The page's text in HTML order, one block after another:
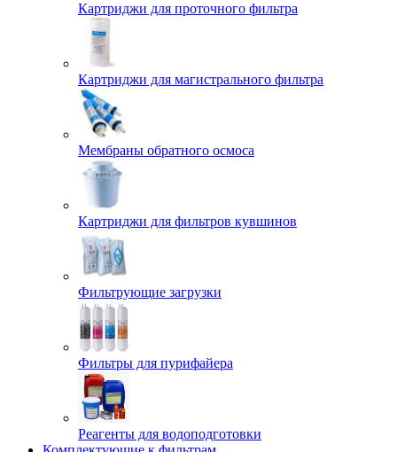
Картриджи для проточного фильтра
Картриджи для магистрального фильтра
Мембраны обратного осмоса
Картриджи для фильтров кувшинов
Фильтрующие загрузки
Фильтры для пурифайера
Реагенты для водоподготовки